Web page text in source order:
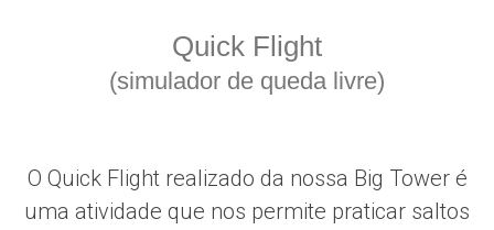
Quick Flight
(simulador de queda livre)
O Quick Flight realizado da nossa Big Tower é
uma atividade que nos permite praticar saltos